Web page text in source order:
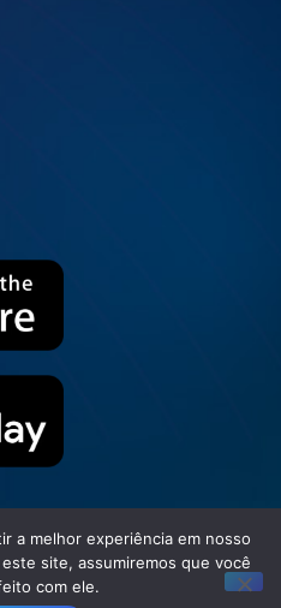
© 2026
a melhor experiência em nosso
site, assumiremos que você
com ele.